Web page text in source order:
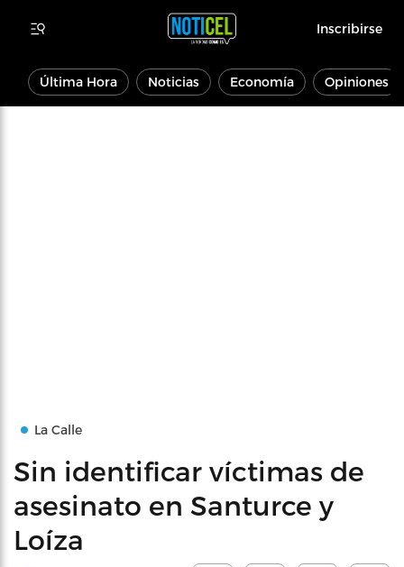
Inscribirse
Última Hora Noticias Economía Opiniones
La Calle
Sin identificar víctimas de
asesinato en Santurce y
Loíza